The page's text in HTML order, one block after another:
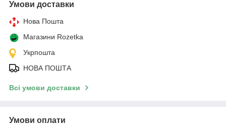
Умови доставки
Нова Пошта
Магазини Rozetka
Укрпошта
НОВА ПОШТА
Всі умови доставки
Умови оплати